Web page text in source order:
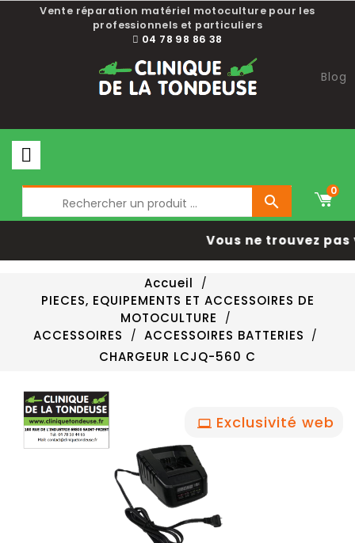
Vente réparation matériel motoculture pour les
professionnels et particuliers
04 78 98 86 38
Blog

0
Vous ne trouvez
Accueil
PIECES, EQUIPEMENTS ET ACCESSOIRES DE
MOTOCULTURE
ACCESSOIRES
ACCESSOIRES BATTERIES
CHARGEUR LCJQ-560 C
Exclusivité web